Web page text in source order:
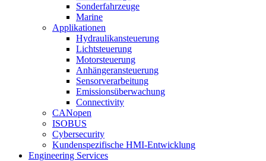
Sonderfahrzeuge
Marine
Applikationen
Hydraulikansteuerung
Lichtsteuerung
Motorsteuerung
Anhängeransteuerung
Sensorverarbeitung
Emissionsüberwachung
Connectivity
CANopen
ISOBUS
Cybersecurity
Kundenspezifische HMI-Entwicklung
Engineering Services